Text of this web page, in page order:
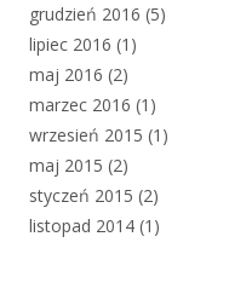
grudzień 2016 (5)
lipiec 2016 (1)
maj 2016 (2)
marzec 2016 (1)
wrzesień 2015 (1)
maj 2015 (2)
styczeń 2015 (2)
listopad 2014 (1)